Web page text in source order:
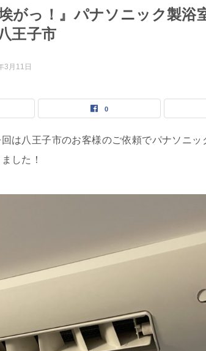
がっ！』パナソニック製浴
王子市
3月11日
0
は八王子市のお客様のご依頼でパナソニ
した！